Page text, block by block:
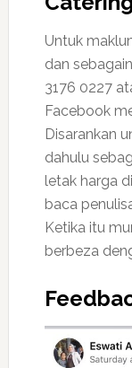
Untuk
dan
3176 0227
Facebook
Disarankan
dahulu
letak harga
baca
Ketika itu
berbeza